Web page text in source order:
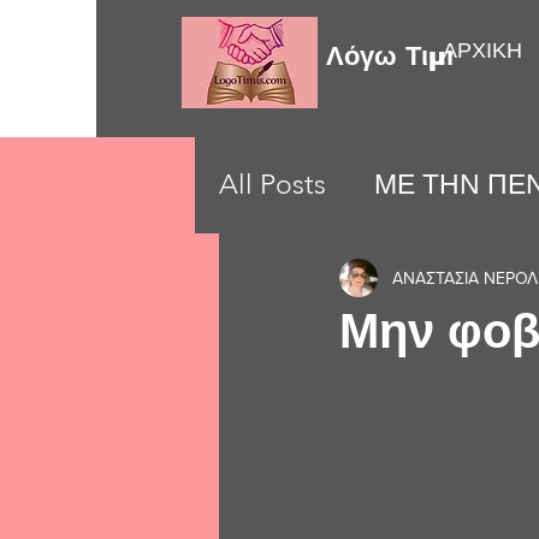
Λόγω ΤιμήςΑΡΧΙΚΗ
All Posts ΜΕ ΤΗΝ
LOVE MOMENTS
Μην
ΑΝΑΣΤΑΣΙΑ